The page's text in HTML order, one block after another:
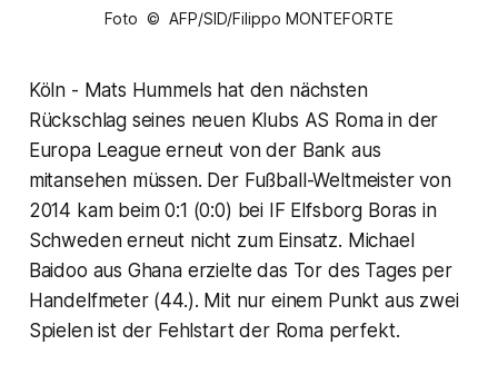
Foto © AFP/SID/Filippo MONTEFORTE
Köln - Mats Hummels hat den nächsten
Rückschlag seines neuen Klubs AS Roma in der
Europa League erneut von der Bank aus
mitansehen müssen. Der Fußball-Weltmeister von
2014 kam beim 0:1 (0:0) bei IF Elfsborg Boras in
Schweden erneut nicht zum Einsatz. Michael
Baidoo aus Ghana erzielte das Tor des Tages per
Handelfmeter (44.). Mit nur einem Punkt aus zwei
Spielen ist der Fehlstart der Roma perfekt.